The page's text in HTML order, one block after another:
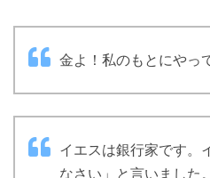
金よ！私のもとにやっ
イエスは銀行家です。
なさい」と言いました